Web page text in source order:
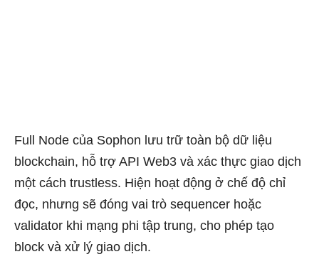
Full Node của Sophon lưu trữ toàn bộ dữ liệu
blockchain, hỗ trợ API Web3 và xác thực giao dịch
một cách trustless. Hiện hoạt động ở chế độ chỉ
đọc, nhưng sẽ đóng vai trò sequencer hoặc
validator khi mạng phi tập trung, cho phép tạo
block và xử lý giao dịch.